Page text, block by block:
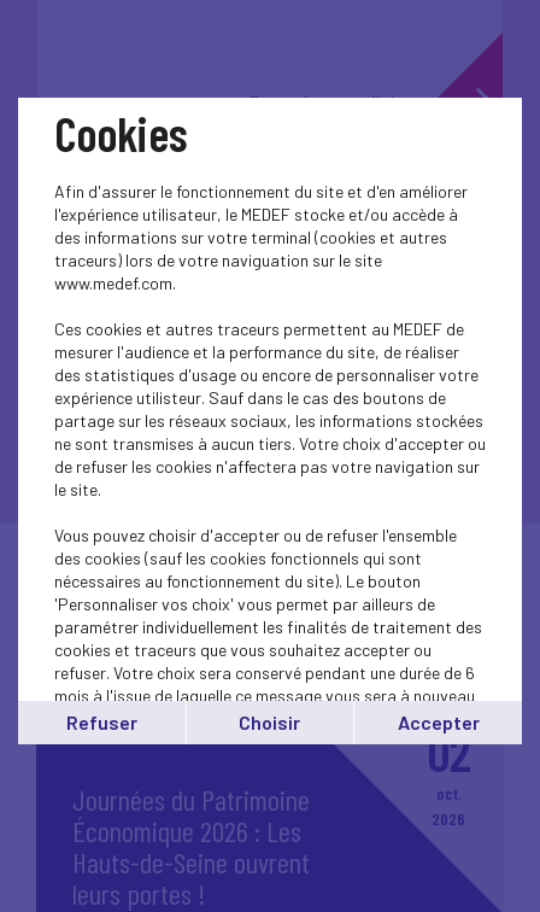
Toutes les actualités
Suivez le mouvement
Agenda
02
oct.
2026
Journées du Patrimoine
Économique 2026 : Les
Hauts-de-Seine ouvrent
leurs portes !
Cookies
Afin d'assurer le fonctionnement du site et d'en améliorer
l'expérience utilisateur, le MEDEF stocke et/ou accède à
des informations sur votre terminal (cookies et autres
traceurs) lors de votre naviguation sur le site
www.medef.com.
Ces cookies et autres traceurs permettent au MEDEF de
mesurer l'audience et la performance du site, de réaliser
des statistiques d'usage ou encore de personnaliser votre
expérience utilisteur. Sauf dans le cas des boutons de
partage sur les réseaux sociaux, les informations stockées
ne sont transmises à aucun tiers. Votre choix d'accepter ou
de refuser les cookies n'affectera pas votre navigation sur
le site.
Vous pouvez choisir d'accepter ou de refuser l'ensemble
des cookies (sauf les cookies fonctionnels qui sont
nécessaires au fonctionnement du site). Le bouton
'Personnaliser vos choix' vous permet par ailleurs de
paramétrer individuellement les finalités de traitement des
cookies et traceurs que vous souhaitez accepter ou
refuser. Votre choix sera conservé pendant une durée de 6
mois à l'issue de laquelle ce message vous sera à nouveau
affiché..
Vous pouvez modifier votre choix à tout moment en
en bas de page.
Refuser Choisir Accepter